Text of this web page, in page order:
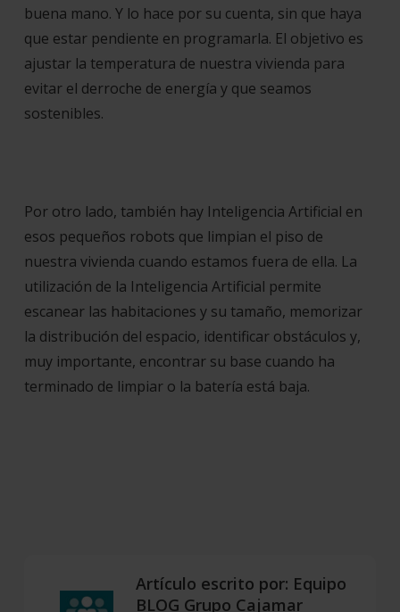
buena mano. Y lo hace por su cuenta, sin que haya
que estar pendiente en programarla. El objetivo es
ajustar la temperatura de nuestra vivienda para
evitar el derroche de energía y que seamos
sostenibles.
Por otro lado, también hay Inteligencia Artificial en
esos pequeños robots que limpian el piso de
nuestra vivienda cuando estamos fuera de ella. La
utilización de la Inteligencia Artificial permite
escanear las habitaciones y su tamaño, memorizar
la distribución del espacio, identificar obstáculos y,
muy importante, encontrar su base cuando ha
terminado de limpiar o la batería está baja.
Artículo escrito por: Equipo
BLOG Grupo Cajamar